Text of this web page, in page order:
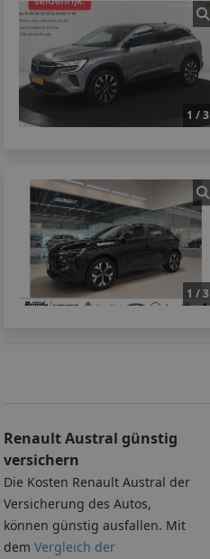
1 / 3
1 / 3
Renault Austral günstig
versichern
Die Kosten Renault Austral der
Versicherung des Autos,
können günstig ausfallen. Mit
dem Vergleich der